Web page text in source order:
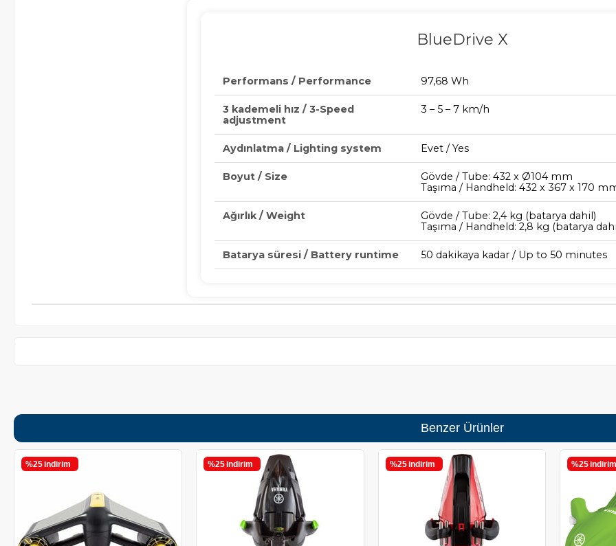
BlueDrive X
Performans / Performance 97,68 Wh
3 kademeli hız / 3-Speed
adjustment
3 – 5 – 7 km/h
Aydınlatma / Lighting system Evet / Yes
Boyut / Size
Gövde / Tube: 432 x Ø104 mm
Taşıma / Handheld: 432 x 367 x 170
Ağırlık / Weight
Gövde / Tube: 2,4 kg (batarya dahil)
Taşıma / Handheld: 2,8 kg (batarya
Batarya süresi / Battery runtime 50 dakikaya kadar / Up to 50 minutes
Benzer Ürünler
%25i̇ndirim %25i̇ndirim %25i̇ndirim %25